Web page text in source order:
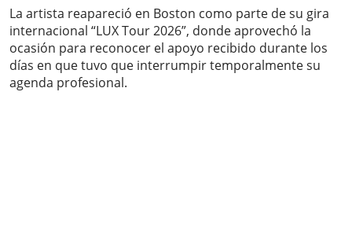
La artista reapareció en Boston como parte de su gira
internacional “LUX Tour 2026”, donde aprovechó la
ocasión para reconocer el apoyo recibido durante los
días en que tuvo que interrumpir temporalmente su
agenda profesional.